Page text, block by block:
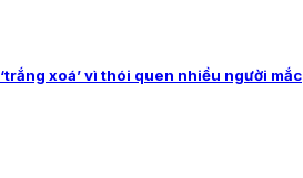
xoá’ vì thói quen nhiều người mắc